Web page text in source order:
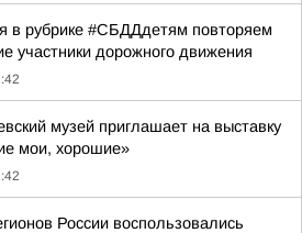
в рубрике #СБДДдетям повторяем
участники дорожного движения
музей приглашает на выставку
мои, хорошие»
России воспользовались